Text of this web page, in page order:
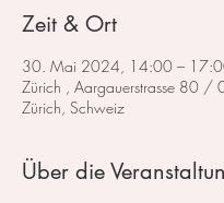
Zeit & Ort
30. Mai 2024, 14:00 –
Zürich , Aargauerstrasse 80
Zürich, Schweiz
Über die